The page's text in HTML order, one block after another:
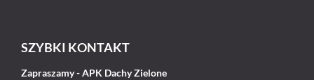
SZYBKI KONTAKT
Zapraszamy - APK Dachy Zielone